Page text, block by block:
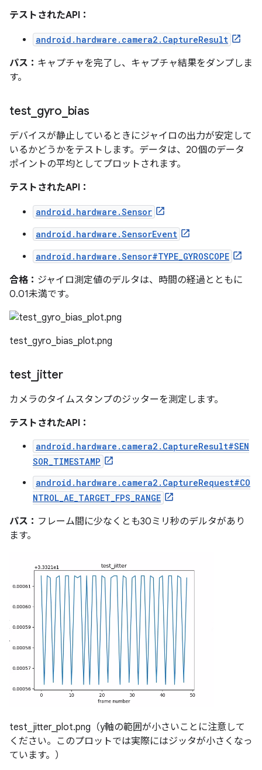
テストされたAPI：
android.hardware.camera2.CaptureResult
パス： キャプチャを完了し、キャプチャ結果をダンプしま
す。
test gyro bias
デバイスが静止しているときにジャイロの出力が安定して
いるかどうかをテストします。データは、20個のデータ
ポイントの平均としてプロットされます。
テストされたAPI：
android.hardware.Sensor
android.hardware.SensorEvent
android.hardware.Sensor#TYPE_GYROSCOPE
合格： ジャイロ測定値のデルタは、時間の経過とともに
0.01未満です。
test_gyro_bias_plot.png
test jitter
カメラのタイムスタンプのジッターを測定します。
テストされたAPI：
android.hardware.camera2.CaptureResult#SEN
SOR_TIMESTAMP
android.hardware.camera2.CaptureRequest#CO
NTROL_AE_TARGET_FPS_RANGE
パス： フレーム間に少なくとも30ミリ秒のデルタがあり
ます。
test_jitter_plot.png（y軸の範囲が小さいことに注意して
ください。このプロットでは実際にはジッタが小さくなっ
ています。）